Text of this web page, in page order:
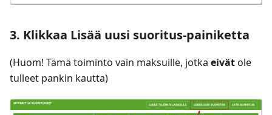
3. Klikkaa Lisää uusi suoritus-painiketta
(Huom! Tämä toiminto vain maksuille, jotka eivätole
tulleet pankin kautta)